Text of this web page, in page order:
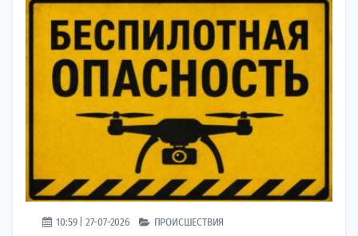
10:59 | 27-07-2026 ПРОИСШЕСТВИЯ